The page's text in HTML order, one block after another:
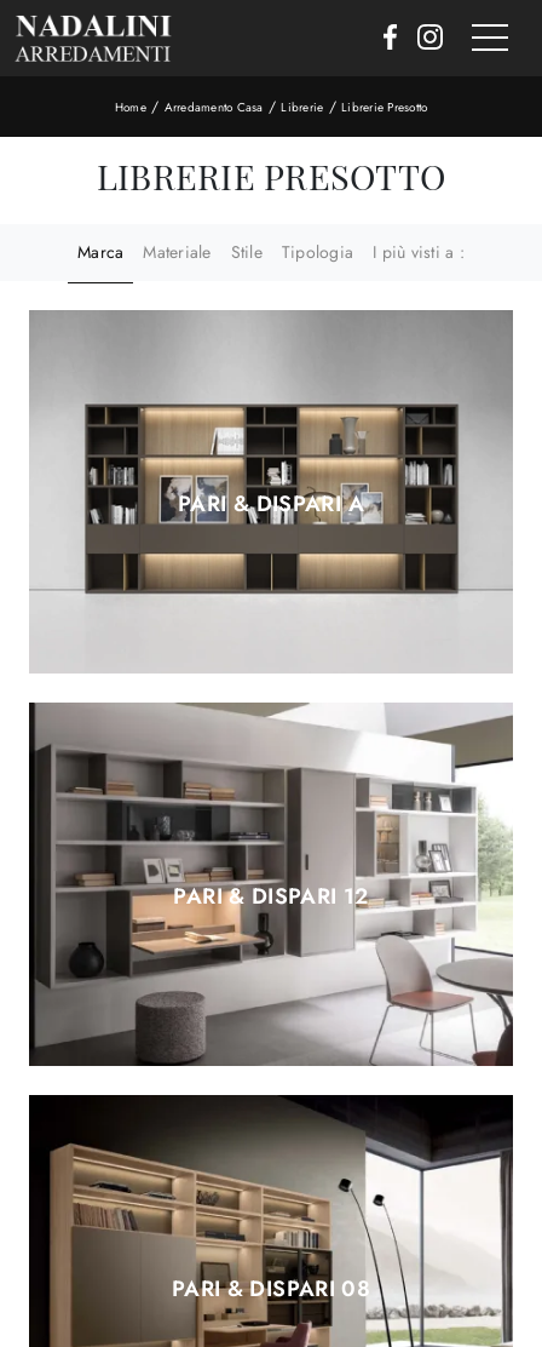
Home/ Arredamento Casa /Librerie / Librerie Presotto
LIBRERIE PRESOTTO
Marca Materiale Stile Tipologia I più visti a :
PARI & DISPARI A
PARI & DISPARI 12
PARI & DISPARI 08